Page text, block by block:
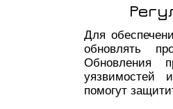
Для
обновлять
Обновления
уязвимостей
помогут